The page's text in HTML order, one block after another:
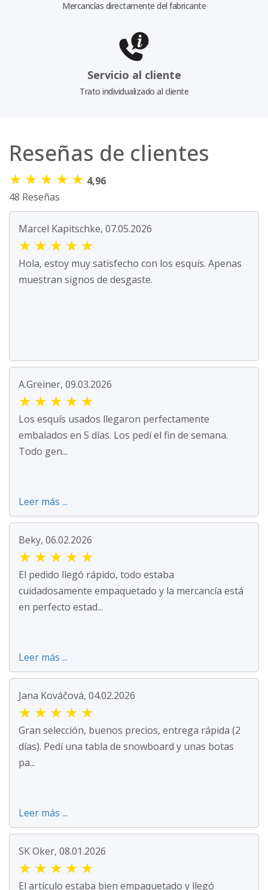
Mercancías directamente del fabricante
Servicio al cliente
Trato individualizado al cliente
Reseñas de clientes
★ ★ ★ ★ ★ 4,96
48 Reseñas
Marcel Kapitschke, 07.05.2026
★ ★ ★ ★ ★
Hola, estoy muy satisfecho con los esquís. Apenas
muestran signos de desgaste.
A.Greiner, 09.03.2026
★ ★ ★ ★ ★
Los esquís usados llegaron perfectamente
embalados en 5 días. Los pedí el fin de semana.
Todo gen...
Leer más ...
Beky, 06.02.2026
★ ★ ★ ★ ★
El pedido llegó rápido, todo estaba
cuidadosamente empaquetado y la mercancía está
en perfecto estad...
Leer más ...
Jana Kováčová, 04.02.2026
★ ★ ★ ★ ★
Gran selección, buenos precios, entrega rápida (2
días). Pedí una tabla de snowboard y unas botas
pa...
Leer más ...
SK Oker, 08.01.2026
★ ★ ★ ★ ★
El artículo estaba bien empaquetado y llegó